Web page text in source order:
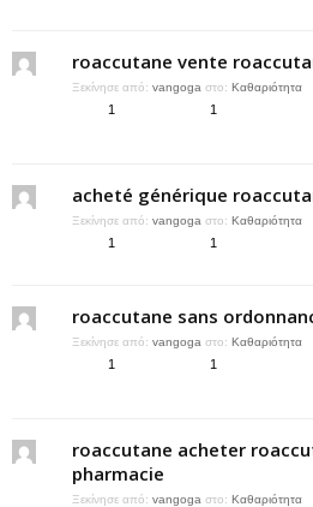
roaccutane vente
Ξεκίνησε από: vangoga στο: Καθαριότητα
1 1
acheté générique
Ξεκίνησε από: vangoga στο: Καθαριότητα
1 1
roaccutane sans
Ξεκίνησε από: vangoga στο: Καθαριότητα
1 1
roaccutane acheter
pharmacie
Ξεκίνησε από: vangoga στο: Καθαριότητα